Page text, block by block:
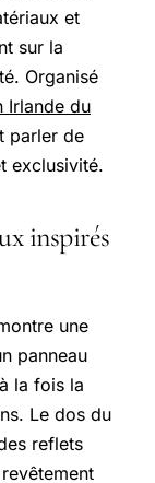
et
sur la
Organisé
Irlande du
parler de
exclusivité.
inspirés
une
panneau
la fois la
Le dos du
reflets